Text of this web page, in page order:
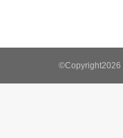
©Copyright2026